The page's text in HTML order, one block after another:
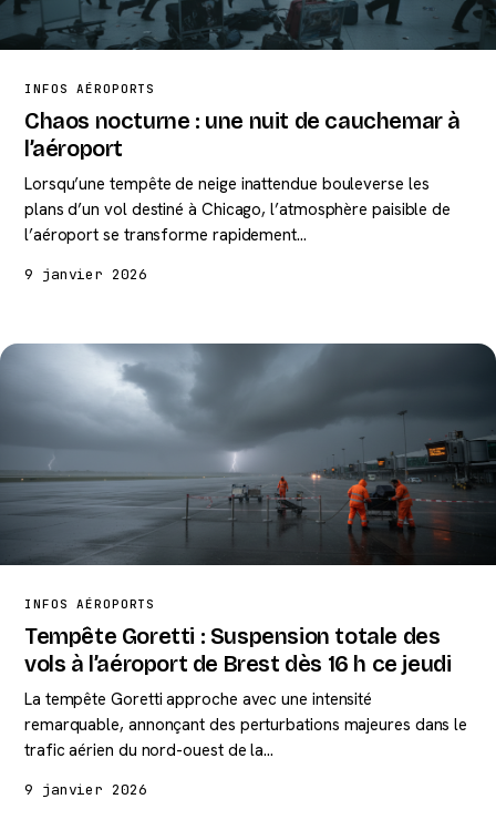
INFOS AÉROPORTS
Chaos nocturne : une nuit de cauchemar à
l’aéroport
Lorsqu’une tempête de neige inattendue bouleverse les
plans d’un vol destiné à Chicago, l’atmosphère paisible de
l’aéroport se transforme rapidement…
9 janvier 2026
INFOS AÉROPORTS
Tempête Goretti : Suspension totale des
vols à l’aéroport de Brest dès 16 h ce jeudi
La tempête Goretti approche avec une intensité
remarquable, annonçant des perturbations majeures dans le
trafic aérien du nord-ouest de la…
9 janvier 2026